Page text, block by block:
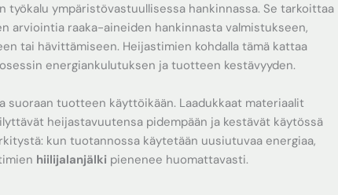
työkalu ympäristövastuullisessa hankinnassa. Se tarkoittaa
arviointia raaka-aineiden hankinnasta valmistukseen,
tai hävittämiseen. Heijastimien kohdalla tämä kattaa
energiankulutuksen ja tuotteen kestävyyden.
suoraan tuotteen käyttöikään. Laadukkaat materiaalit
heijastavuutensa pidempään ja kestävät käytössä
kun tuotannossa käytetään uusiutuvaa energiaa,
hiilijalanjälki pienenee huomattavasti.